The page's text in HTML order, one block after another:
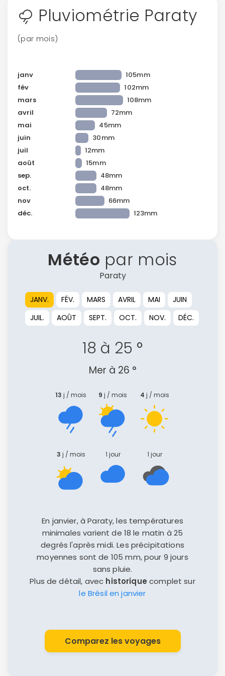
Pluviométrie Paraty
(par mois)
janv
105mm
fév
102mm
mars
108mm
avril
72mm
mai
45mm
juin
30mm
juil
12mm
août
15mm
sep.
48mm
oct.
48mm
nov
66mm
déc.
123mm
Météo par mois
Paraty
JANV. FÉV. MARS AVRIL MAI
JUIN
JUIL.
AOÛT SEPT. OCT. NOV. DÉC.
18 à 25 °
Mer à 26 °
13 j / mois 9 j / mois 4 j / mois
3 j / mois 1 jour 1 jour
En janvier, à Paraty, les températures
minimales varient de 18 le matin à 25
degrés l'après midi. Les précipitations
moyennes sont de 105 mm, pour 9 jours
sans pluie.
Plus de détail, avec historique complet sur
le Brésil en janvier
Comparez les voyages